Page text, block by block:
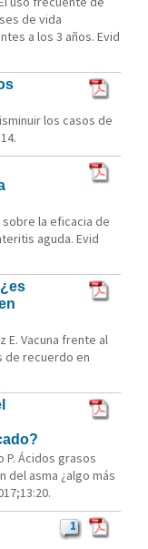
de vida
a los 3 años. Evid
los casos de
sobre la eficacia de
aguda. Evid
E. Vacuna frente al
de recuerdo en
P. Ácidos grasos
del asma ¿algo más
1